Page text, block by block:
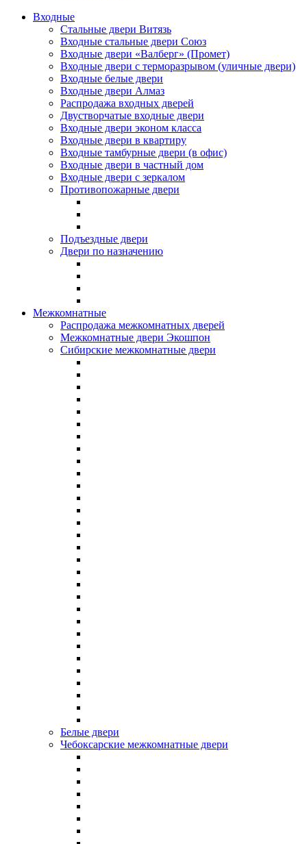
Входные
Стальные двери Витязь
Входные стальные двери Союз
Входные двери «Валберг» (Промет)
Входные двери с терморазрывом (уличные двери)
Входные белые двери
Входные двери Алмаз
Распродажа входных дверей
Двустворчатые входные двери
Входные двери эконом класса
Входные двери в квартиру
Входные тамбурные двери (в офис)
Входные двери в частный дом
Входные двери с зеркалом
Противопожарные двери
Подъездные двери
Двери по назначению
Межкомнатные
Распродажа межкомнатных дверей
Межкомнатные двери Экошпон
Сибирские межкомнатные двери
Белые двери
Чебоксарские межкомнатные двери